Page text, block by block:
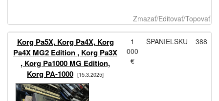
Zmazať/Editovať/Topovať
Korg Pa5X, Korg Pa4X, Korg
Pa4X MG2 Edition , Korg Pa3X
, Korg Pa1000 MG Edition,
Korg PA-1000 [15.3.2025]
1
000
€
ŠPANIELSKU 388